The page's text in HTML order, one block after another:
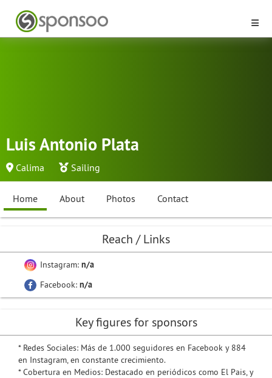
Luis Antonio Plata
Calima Sailing
Home About Photos Contact
Reach / Links
Instagram: n/a
Facebook: n/a
Key figures for sponsors
* Redes Sociales: Más de 1.000 seguidores en Facebook y 884
en Instagram, en constante crecimiento.
* Cobertura en Medios: Destacado en periódicos como El Pais, y